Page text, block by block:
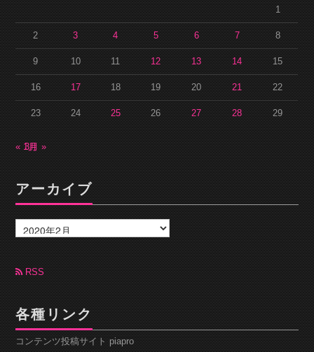
1
2 3 4 5 6 7 8
9 10 11 12 13 14 15
16 17 18 19 20 21 22
23 24 25 26 27 28 29
« 1月3月 »
アーカイブ
ー
カ
ブ RSS
各種リンク
コンテンツ投稿サイト piapro